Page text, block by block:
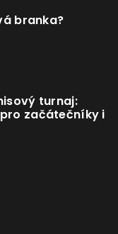
branka?
turnaj:
začátečníky i